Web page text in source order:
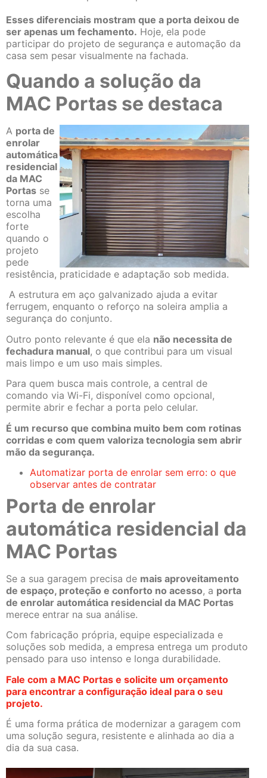
Esses diferenciais mostram que a porta deixou de
ser apenas um fechamento. Hoje, ela pode
participar do projeto de segurança e automação da
casa sem pesar visualmente na fachada.
Quando a solução da
MAC Portas se destaca
A porta de
enrolar
automática
residencial
da MAC
Portas se
torna uma
escolha
forte
quando o
projeto
pede
resistência, praticidade e adaptação sob medida.
A estrutura em aço galvanizado ajuda a evitar
ferrugem, enquanto o reforço na soleira amplia a
segurança do conjunto.
Outro ponto relevante é que ela não necessita de
fechadura manual, o que contribui para um visual
mais limpo e um uso mais simples.
Para quem busca mais controle, a central de
comando via Wi-Fi, disponível como opcional,
permite abrir e fechar a porta pelo celular.
É um recurso que combina muito bem com rotinas
corridas e com quem valoriza tecnologia sem abrir
mão da segurança.
Automatizar porta de enrolar sem erro: o que
observar antes de contratar
Porta de enrolar
automática residencial da
MAC Portas
Se a sua garagem precisa de mais aproveitamento
de espaço, proteção e conforto no acesso, a porta
de enrolar automática residencial da MAC Portas
merece entrar na sua análise.
Com fabricação própria, equipe especializada e
soluções sob medida, a empresa entrega um produto
pensado para uso intenso e longa durabilidade.
Fale com a MAC Portas e solicite um orçamento
para encontrar a configuração ideal para o seu
projeto.
É uma forma prática de modernizar a garagem com
uma solução segura, resistente e alinhada ao dia a
dia da sua casa.